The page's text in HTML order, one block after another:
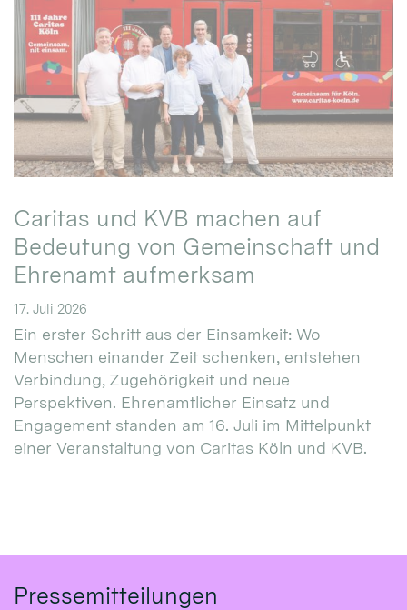
Caritas und KVB machen auf
Bedeutung von Gemeinschaft und
Ehrenamt aufmerksam
17. Juli 2026
Ein erster Schritt aus der Einsamkeit: Wo
Menschen einander Zeit schenken, entstehen
Verbindung, Zugehörigkeit und neue
Perspektiven. Ehrenamtlicher Einsatz und
Engagement standen am 16. Juli im Mittelpunkt
einer Veranstaltung von Caritas Köln und KVB.
Pressemitteilungen